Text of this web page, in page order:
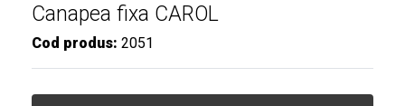
Canapea fixa CAROL
Cod produs: 2051